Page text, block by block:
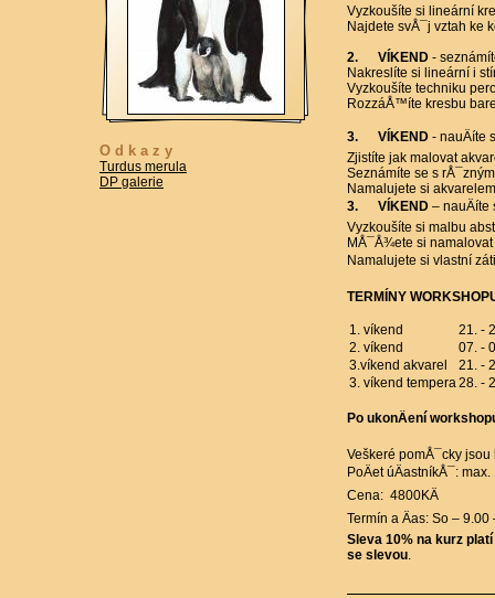
Odkazy
Turdus merula
DP galerie
Vyzkoušíte si lineární
Najdete svÅ¯j vztah ke
2. VÍKEND -
Nakreslíte si lineární i
Vyzkoušíte techniku
RozzáÅ™íte kresbu
3. VÍKEND - nauÄíte
Zjistíte jak malovat
Seznámíte se s
Namalujete si
3. VÍKEND –
Vyzkoušíte si malbu
MÅ¯Å¾ete si
Namalujete si vlastní
TERMÍNY
1. víkend
21. -
2. víkend
07. -
3.víkend akvarel
21. -
3. víkend tempera28. -
Po ukonÄení
Veškeré pomÅ¯cky
PoÄet úÄastníkÅ¯:
Cena: 4800KÄ
Termín a Äas: So –
Sleva 10% na kurz
se slevou.